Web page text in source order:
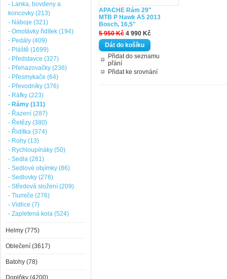
APACHE Rám 29"
MTB P Hawk A5 2013
Bosch, 16,5"
5 950 Kč 4 990 Kč
Přidat do seznamu
přání
Přidat ke srovnání
- Lanka, bovdeny a
koncovky (213)
- Náboje (321)
- Omotávky řidítek (194)
- Pedály (409)
- Pláště (1699)
- Představce (327)
- Přehazovačky (236)
- Přesmykače (64)
- Převodníky (376)
- Ráfky (223)
- Rámy (131)
- Řazení (287)
- Řetězy (380)
- Řidítka (374)
- Rohy (13)
- Rychloupínáky (50)
- Sedla (281)
- Sedlové objímky (86)
- Sedlovky (276)
- Středová složení (209)
- Tlumiče (276)
- Vidlice (7)
- Zapletená kola (524)
Helmy (775)
Oblečení (3617)
Batohy (78)
Doplňky (4200)